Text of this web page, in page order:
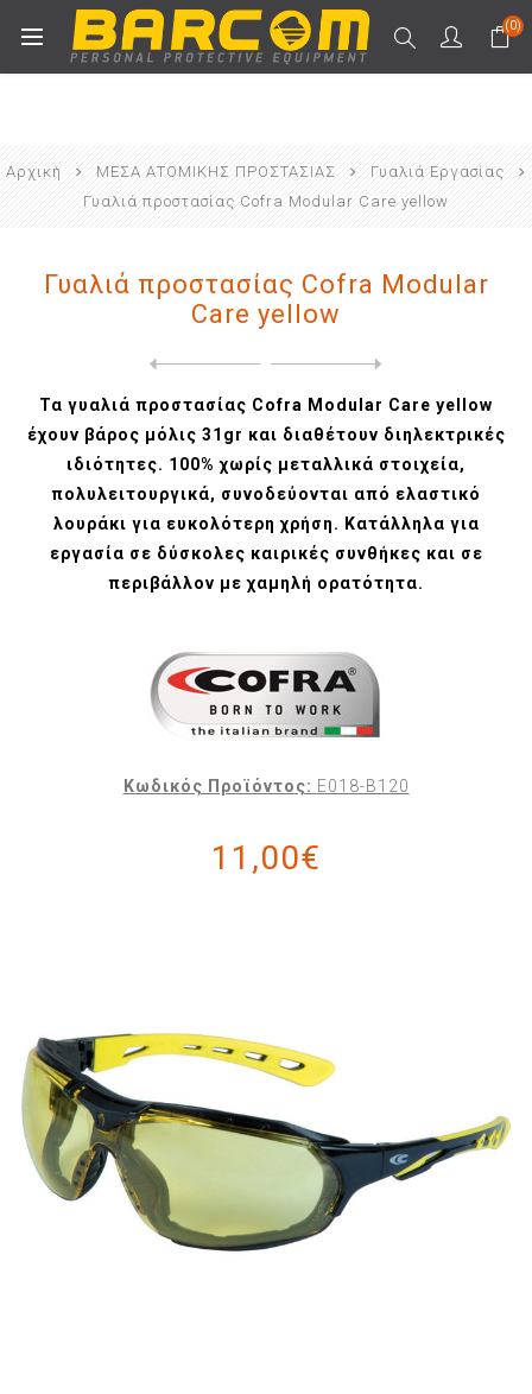
(0)
Αρχική ΜΕΣΑ ΑΤΟΜΙΚΗΣ ΠΡΟΣΤΑΣΙΑΣ
Γυαλιά Εργασίας
Γυαλιά προστασίας Cofra Modular Care yellow
Γυαλιά προστασίας Cofra Modular
Care yellow
Τα γυαλιά προστασίας Cofra Modular Care yellow
έχουν βάρος μόλις 31gr και διαθέτουν διηλεκτρικές
ιδιότητες. 100% χωρίς μεταλλικά στοιχεία,
πολυλειτουργικά, συνοδεύονται από ελαστικό
λουράκι για ευκολότερη χρήση. Κατάλληλα για
εργασία σε δύσκολες καιρικές συνθήκες και σε
περιβάλλον με χαμηλή ορατότητα.
Κωδικός Προϊόντος: E018-B120
11,00€